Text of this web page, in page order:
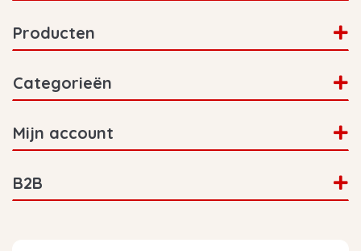
Producten
Categorieën
Mijn account
B2B